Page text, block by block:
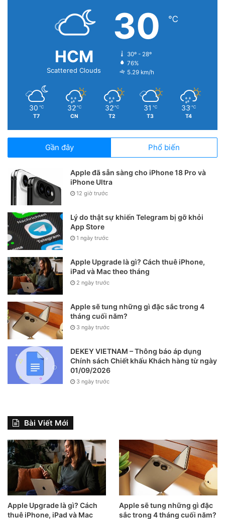
HCM
Scattered Clouds
30 ℃
30º - 28º
76%
5.29 km/h
30 ℃
T7
32 ℃
CN
32 ℃
T2
31 ℃
T3
33 ℃
T4
Gần đây Phổ biến
Apple đã sẵn sàng cho iPhone 18 Pro và
iPhone Ultra
12 giờ trước
Lý do thật sự khiến Telegram bị gỡ khỏi
App Store
1 ngày trước
Apple Upgrade là gì? Cách thuê iPhone,
iPad và Mac theo tháng
2 ngày trước
Apple sẽ tung những gì đặc sắc trong 4
tháng cuối năm?
3 ngày trước
DEKEY VIETNAM – Thông báo áp dụng
Chính sách Chiết khấu Khách hàng từ ngày
01/09/2026
3 ngày trước
Bài Viết Mới
Apple Upgrade là gì? Cách
thuê iPhone, iPad và Mac
Apple sẽ tung những gì đặc
sắc trong 4 tháng cuối năm?